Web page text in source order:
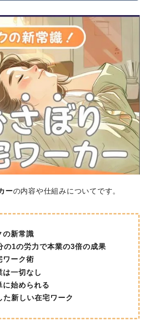
ーの内容や仕組みについてです。
の新常識
の1の労力で本業の3倍の成果
ワーク術
は一切なし
に始められる
た新しい在宅ワーク